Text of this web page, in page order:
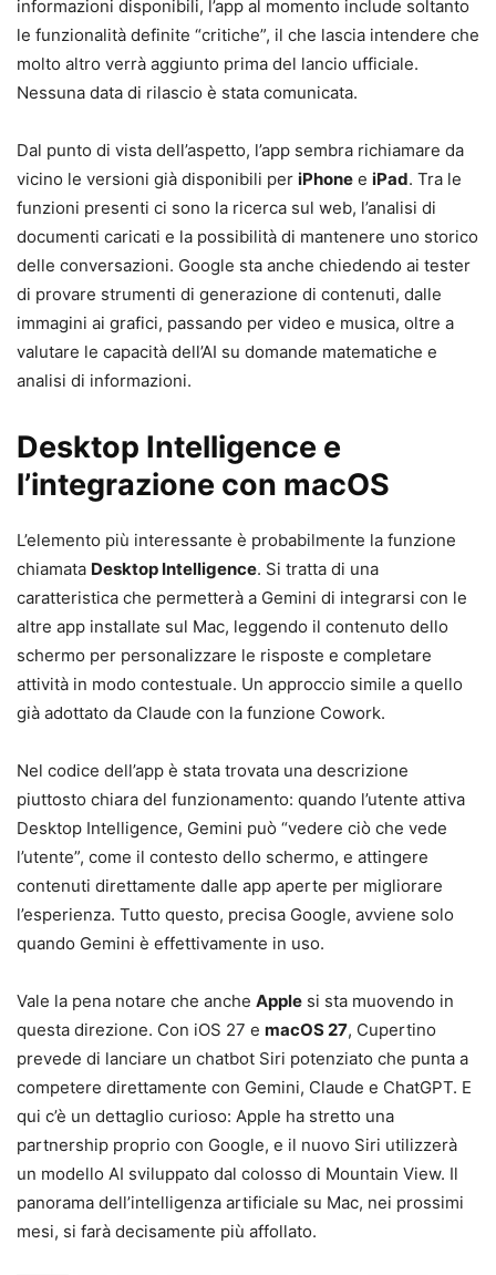
informazioni disponibili, l’app al momento include soltanto
le funzionalità definite “critiche”, il che lascia intendere che
molto altro verrà aggiunto prima del lancio ufficiale.
Nessuna data di rilascio è stata comunicata.
Dal punto di vista dell’aspetto, l’app sembra richiamare da
vicino le versioni già disponibili per iPhone e iPad. Tra le
funzioni presenti ci sono la ricerca sul web, l’analisi di
documenti caricati e la possibilità di mantenere uno storico
delle conversazioni. Google sta anche chiedendo ai tester
di provare strumenti di generazione di contenuti, dalle
immagini ai grafici, passando per video e musica, oltre a
valutare le capacità dell’AI su domande matematiche e
analisi di informazioni.
Desktop Intelligence e
l’integrazione con macOS
L’elemento più interessante è probabilmente la funzione
chiamata Desktop Intelligence. Si tratta di una
caratteristica che permetterà a Gemini di integrarsi con le
altre app installate sul Mac, leggendo il contenuto dello
schermo per personalizzare le risposte e completare
attività in modo contestuale. Un approccio simile a quello
già adottato da Claude con la funzione Cowork.
Nel codice dell’app è stata trovata una descrizione
piuttosto chiara del funzionamento: quando l’utente attiva
Desktop Intelligence, Gemini può “vedere ciò che vede
l’utente”, come il contesto dello schermo, e attingere
contenuti direttamente dalle app aperte per migliorare
l’esperienza. Tutto questo, precisa Google, avviene solo
quando Gemini è effettivamente in uso.
Vale la pena notare che anche Apple si sta muovendo in
questa direzione. Con iOS 27 e macOS 27, Cupertino
prevede di lanciare un chatbot Siri potenziato che punta a
competere direttamente con Gemini, Claude e ChatGPT. E
qui c’è un dettaglio curioso: Apple ha stretto una
partnership proprio con Google, e il nuovo Siri utilizzerà
un modello AI sviluppato dal colosso di Mountain View. Il
panorama dell’intelligenza artificiale su Mac, nei prossimi
mesi, si farà decisamente più affollato.